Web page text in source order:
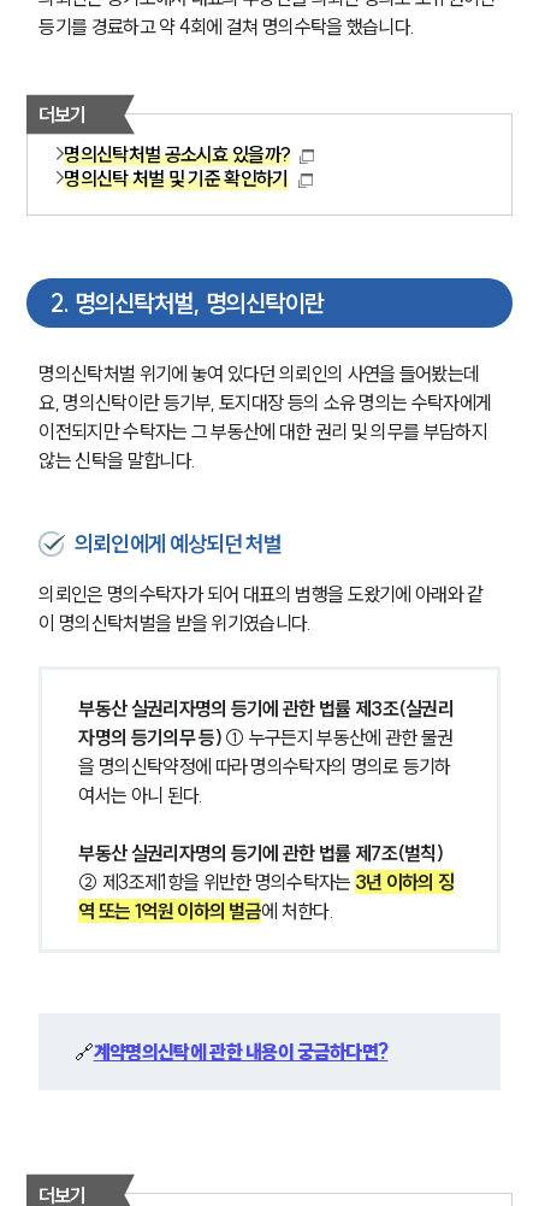
등기를 경료하고 약 4회에 걸쳐 명의수탁을 했습니다.
더보기
명의신탁처벌 공소시효 있을까?
명의신탁 처벌 및 기준 확인하기
2. 명의신탁처벌, 명의신탁이란
명의신탁처벌 위기에 놓여 있다던 의뢰인의 사연을 들어봤는데
요, 명의신탁이란 등기부, 토지대장 등의 소유 명의는 수탁자에게
이전되지만 수탁자는 그 부동산에 대한 권리 및 의무를 부담하지
않는 신탁을 말합니다.
의뢰인에게 예상되던 처벌
의뢰인은 명의수탁자가 되어 대표의 범행을 도왔기에 아래와 같
이 명의신탁처벌을 받을 위기였습니다.
부동산 실권리자명의 등기에 관한 법률 제3조(실권리
자명의 등기의무 등) ① 누구든지 부동산에 관한 물권
을 명의신탁약정에 따라 명의수탁자의 명의로 등기하
여서는 아니 된다.
부동산 실권리자명의 등기에 관한 법률 제7조(벌칙)
② 제3조제1항을 위반한 명의수탁자는 3년 이하의 징
역 또는 1억원 이하의 벌금에 처한다.
🔗계약명의신탁에 관한 내용이 궁금하다면?
더보기